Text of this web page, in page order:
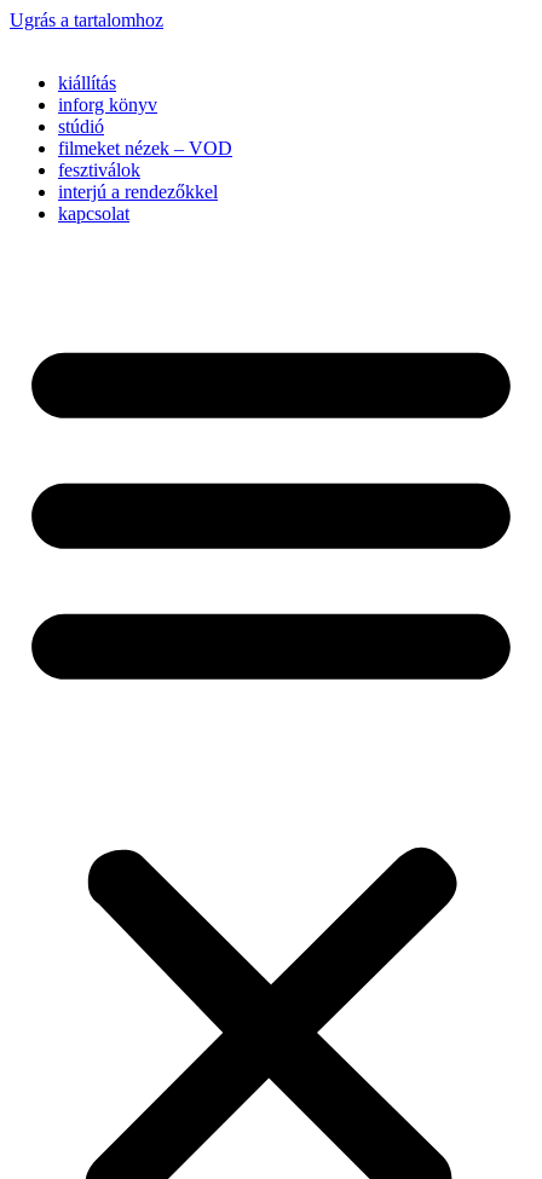
Ugrás a tartalomhoz
kiállítás
inforg könyv
stúdió
filmeket nézek – VOD
fesztiválok
interjú a rendezőkkel
kapcsolat